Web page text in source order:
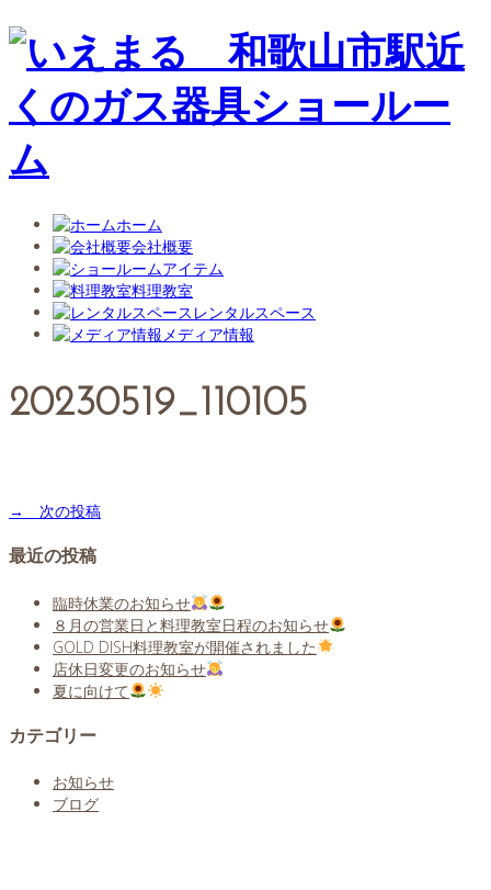
ホーム
会社概要
アイテム
料理教室
レンタルスペース
メディア情報
20230519_110105
→ 次の投稿
最近の投稿
臨時休業のお知らせ
８月の営業日と料理教室日程のお知らせ
GOLD DISH料理教室が開催されました
店休日変更のお知らせ
夏に向けて
カテゴリー
お知らせ
ブログ